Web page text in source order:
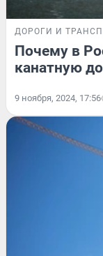
ДОРОГИ И
Почему в
канатную
9 ноября, 2024, 17:56